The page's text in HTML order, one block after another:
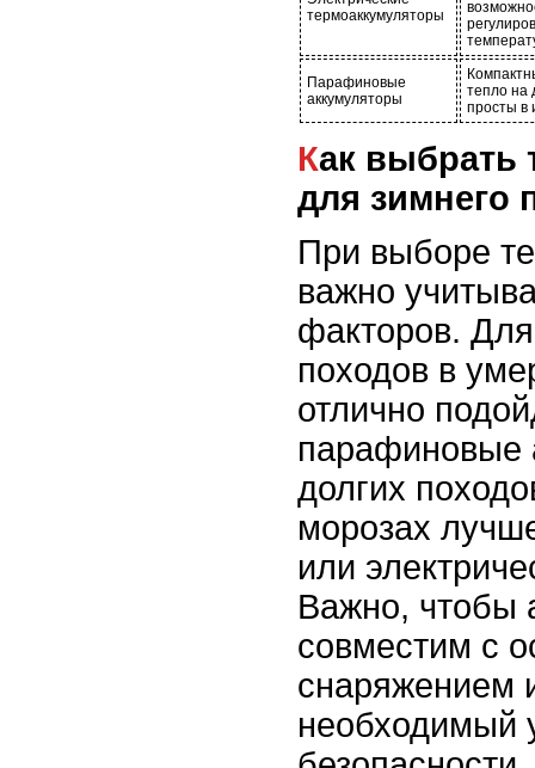
термоаккумуляторы
Парафиновые
аккумуляторы
тепло на
просты в
Как выбрать термоаккумулятор
для зимнего
При выборе
важно
факторов.
походов в
отлично
парафиновые
долгих
морозах
или
Важно, чтобы
совместим с
снаряжением
необходимый